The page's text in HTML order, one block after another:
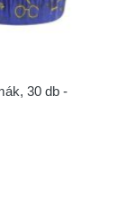
30 db -